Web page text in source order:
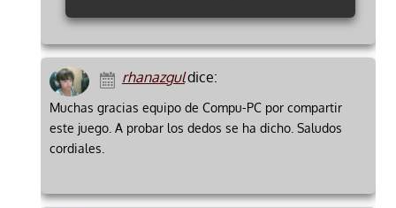
rhanazguldice:
Muchas gracias equipo de Compu-PC por compartir
este juego. A probar los dedos se ha dicho. Saludos
cordiales.